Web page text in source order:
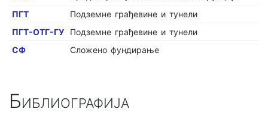
ПГТ
Подземне грађевине и тунели
ПГТ-ОТГ-ГУ
Подземне грађевине и тунели
СФ
Сложено фундирање
Библиографија